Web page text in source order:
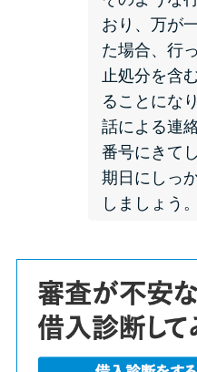
アコム
る？ 自
方法
アコム
の？ カ
底解説！
プロミ
説！ も
方法は
年収が
おり、万が
た場合、行
止処分を含
ることにな
話による連
番号にきて
期日にしっ
しましょう。